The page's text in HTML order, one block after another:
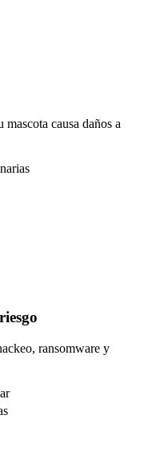
causa daños a
ransomware y